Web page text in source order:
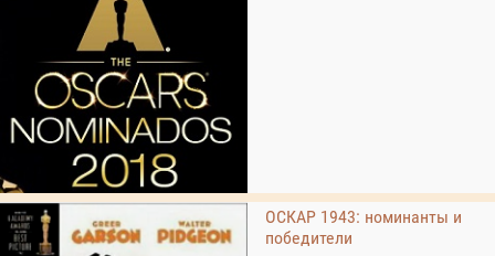
ОСКАР 1943: номинанты и
победители